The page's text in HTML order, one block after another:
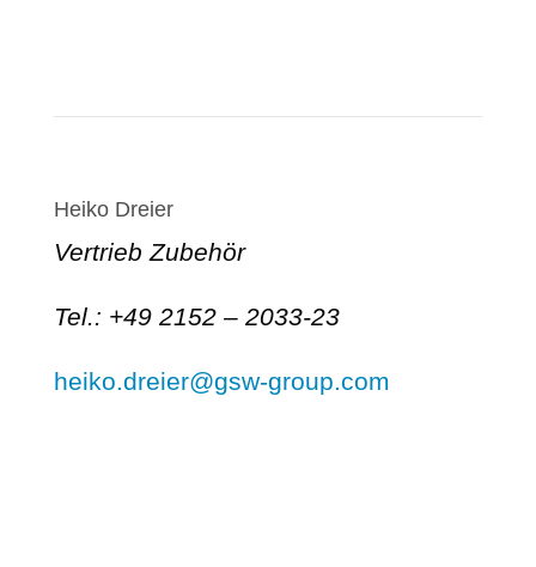
Heiko Dreier
Vertrieb Zubehör
Tel.: +49 2152 – 2033-23
heiko.dreier@gsw-group.com